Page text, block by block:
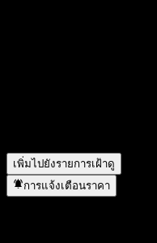
เพิ่มไปยังรายการเฝ้าดู
การแจ้งเตือนราคา